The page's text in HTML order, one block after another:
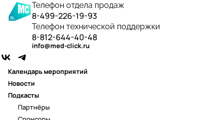
Телефон отдела продаж
8-499-226-19-93
Телефон технической поддержки
8-812-644-40-48
info@med-click.ru
Календарь мероприятий
Новости
Подкасты
Партнёры